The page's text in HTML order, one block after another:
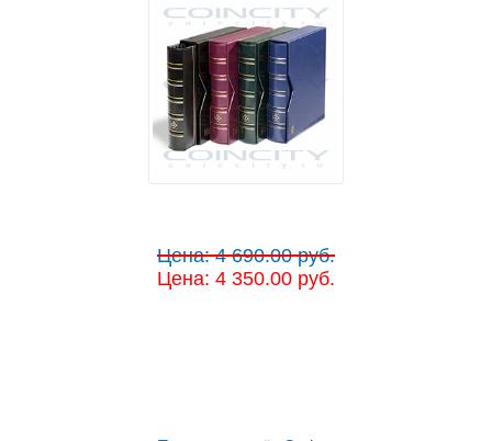
Цена: 4 690.00 руб.
Цена: 4 350.00 руб.